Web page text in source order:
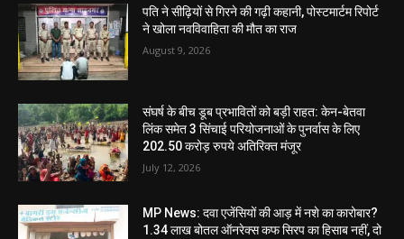
पति ने सीढ़ियों से गिरने की गढ़ी कहानी, पोस्टमार्टम रिपोर्ट
ने खोला नवविवाहिता की मौत का राज
August 9, 2026
संघर्ष के बीच डूब प्रभावितों को बड़ी राहत: केन-बेतवा
लिंक समेत 3 सिंचाई परियोजनाओं के पुनर्वास के लिए
202.50 करोड़ रुपये अतिरिक्त मंजूर
July 12, 2026
MP News: दवा एजेंसियों की आड़ में नशे का कारोबार?
1.34 लाख बोतल ऑनरेक्स कफ सिरप का हिसाब नहीं, दो